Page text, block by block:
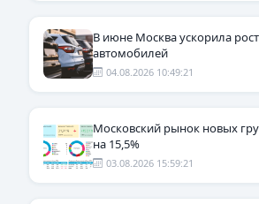
В июне Москва ускорила
автомобилей
04.08.2026 10:49:21
Московский рынок новых
на 15,5%
03.08.2026 15:59:21